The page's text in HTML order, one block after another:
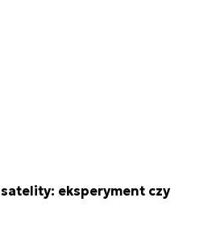
eksperyment czy